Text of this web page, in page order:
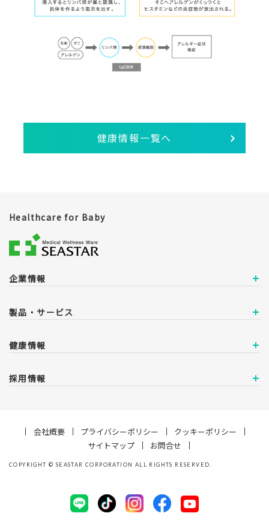
健康情報一覧へ
Healthcare for Baby
企業情報
製品・サービス
健康情報
採用情報
会社概要 プライバシーポリシー
クッキーポリシー
サイトマップ
お問合せ
COPYRIGHT© SEASTAR CORPORATION ALL RIGHTS RESERVED.